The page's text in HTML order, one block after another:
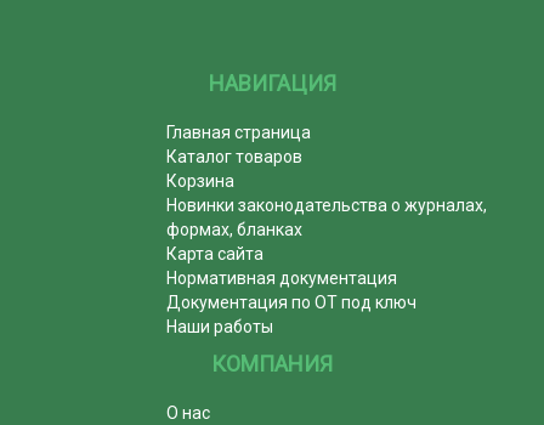
НАВИГАЦИЯ
Главная страница
Каталог товаров
Корзина
Новинки законодательства о журналах,
формах, бланках
Карта сайта
Нормативная документация
Документация по ОТ под ключ
Наши работы
КОМПАНИЯ
О нас